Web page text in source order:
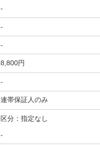
-
-
-
8,800円
-
連帯保証人のみ
区分：指定なし
-